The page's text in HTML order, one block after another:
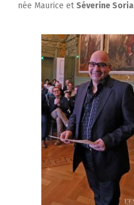
née Maurice et Séverine Soria